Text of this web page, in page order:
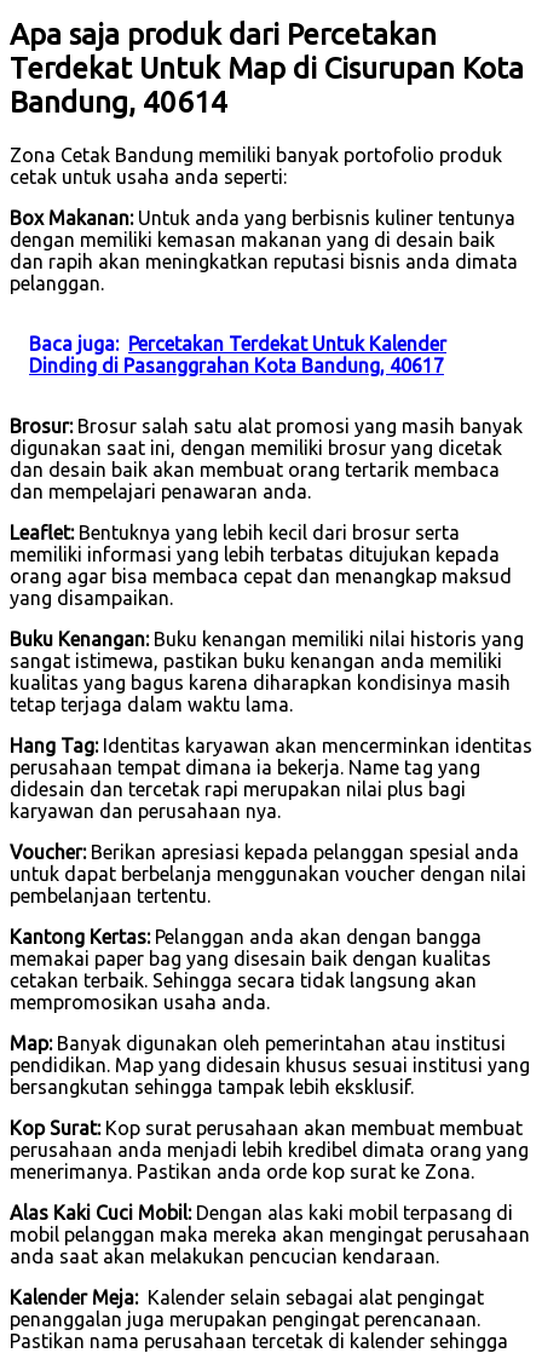
Apa saja produk dari Percetakan
Terdekat Untuk Map di Cisurupan Kota
Bandung, 40614
Zona Cetak Bandung memiliki banyak portofolio produk
cetak untuk usaha anda seperti:
Box Makanan:Untuk anda yang berbisnis kuliner tentunya
dengan memiliki kemasan makanan yang di desain baik
dan rapih akan meningkatkan reputasi bisnis anda dimata
pelanggan.
Baca juga: Percetakan Terdekat Untuk Kalender
Dinding di Pasanggrahan Kota Bandung, 40617
Brosur:Brosur salah satu alat promosi yang masih banyak
digunakan saat ini, dengan memiliki brosur yang dicetak
dan desain baik akan membuat orang tertarik membaca
dan mempelajari penawaran anda.
Leaflet:Bentuknya yang lebih kecil dari brosur serta
memiliki informasi yang lebih terbatas ditujukan kepada
orang agar bisa membaca cepat dan menangkap maksud
yang disampaikan.
Buku Kenangan:Buku kenangan memiliki nilai historis yang
sangat istimewa, pastikan buku kenangan anda memiliki
kualitas yang bagus karena diharapkan kondisinya masih
tetap terjaga dalam waktu lama.
Hang Tag:Identitas karyawan akan mencerminkan identitas
perusahaan tempat dimana ia bekerja. Name tag yang
didesain dan tercetak rapi merupakan nilai plus bagi
karyawan dan perusahaan nya.
Voucher:Berikan apresiasi kepada pelanggan spesial anda
untuk dapat berbelanja menggunakan voucher dengan nilai
pembelanjaan tertentu.
Kantong Kertas:Pelanggan anda akan dengan bangga
memakai paper bag yang disesain baik dengan kualitas
cetakan terbaik. Sehingga secara tidak langsung akan
mempromosikan usaha anda.
Map:Banyak digunakan oleh pemerintahan atau institusi
pendidikan. Map yang didesain khusus sesuai institusi yang
bersangkutan sehingga tampak lebih eksklusif.
Kop Surat:Kop surat perusahaan akan membuat membuat
perusahaan anda menjadi lebih kredibel dimata orang yang
menerimanya. Pastikan anda orde kop surat ke Zona.
Alas Kaki Cuci Mobil:Dengan alas kaki mobil terpasang di
mobil pelanggan maka mereka akan mengingat perusahaan
anda saat akan melakukan pencucian kendaraan.
Kalender Meja:Kalender selain sebagai alat pengingat
penanggalan juga merupakan pengingat perencanaan.
Pastikan nama perusahaan tercetak di kalender sehingga